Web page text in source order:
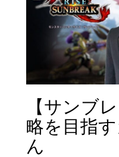
【サンブ
略を目指
ん